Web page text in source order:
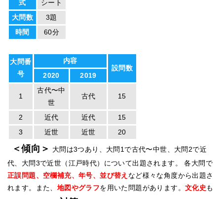
式
シート
大問数
3題
時間
60分
大問番
号
内容
設問数
2020
2019
1
古代〜中
世
古代 15
2 近代 近代
15
3
近世 近世 20
＜傾向＞
大問は3つあり、大問1で古代〜中世、大問2で近
代、大問3で近世（江戸時代）について出題されます。 各大問で
正誤問題、空欄補充、年号、並び替え など様々な角度から出題さ
れます。また、 地図やグラフを用いた問題があります。文化史も